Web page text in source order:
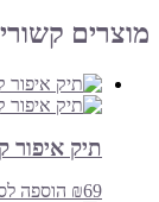
מוצרים
תיק איפור
₪69 הוספה